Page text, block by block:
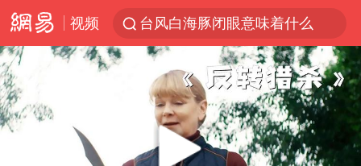
视频
台风白海豚闭眼意味着什么
峰哥实名举报汪海林偷税漏税
浙江温州发布台风橙色预警信号
男童模仿奥特曼从高处跳下致骨折
富婆带资进组给自己硬加60多场吻戏